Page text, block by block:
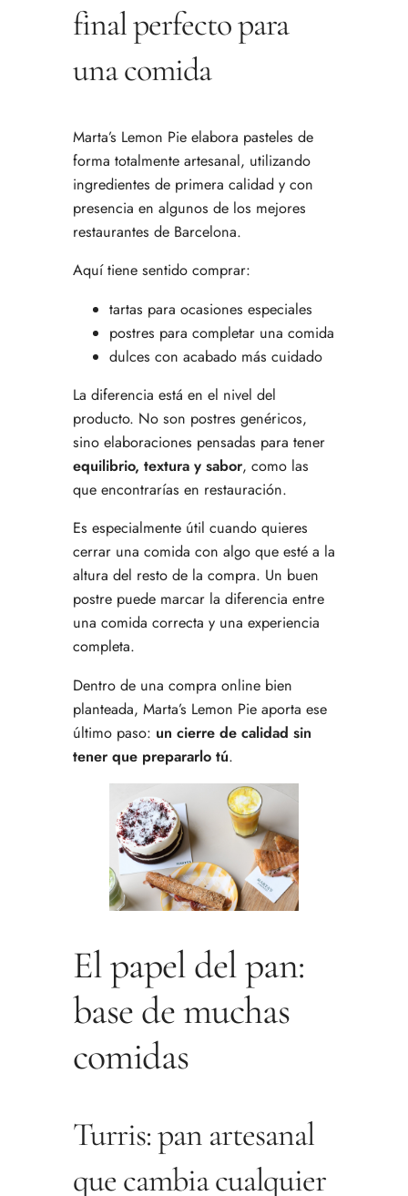
final perfecto para
una comida
Marta’s Lemon Pie elabora pasteles de
forma totalmente artesanal, utilizando
ingredientes de primera calidad y con
presencia en algunos de los mejores
restaurantes de Barcelona.
Aquí tiene sentido comprar:
tartas para ocasiones especiales
postres para completar una comida
dulces con acabado más cuidado
La diferencia está en el nivel del
producto. No son postres genéricos,
sino elaboraciones pensadas para tener
equilibrio, textura y sabor, como las
que encontrarías en restauración.
Es especialmente útil cuando quieres
cerrar una comida con algo que esté a la
altura del resto de la compra. Un buen
postre puede marcar la diferencia entre
una comida correcta y una experiencia
completa.
Dentro de una compra online bien
planteada, Marta’s Lemon Pie aporta ese
último paso: un cierre de calidad sin
tener que prepararlo tú.
El papel del pan:
base de muchas
comidas
Turris: pan artesanal
que cambia cualquier